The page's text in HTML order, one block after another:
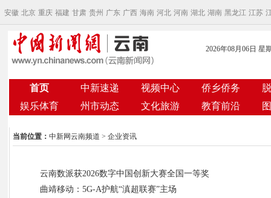
安徽 北京 重庆 福建 甘肃 贵州 广东 广西 海南 河北 河南 湖北 湖南 黑龙江 江苏
2026年08月06日 星
首页 中新速递 视频中心 侨乡侨务
娱乐体育
州市动态 文化旅游 教育前沿
当前位置： 中新网云南频道 > 企业资讯
云南数派获2026数字中国创新大赛全国一等奖
曲靖移动：5G-A护航“滇超联赛”主场